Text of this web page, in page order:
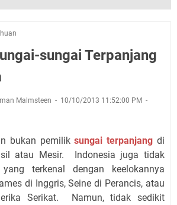
sungai Terpanjang
Malmsteen
10/10/2013 11:52:00 PM
bukan pemiliksungai terpanjang di
atau Mesir. Indonesia juga tidak
terkenal dengan keelokannya
di Inggris, Seine di Perancis, atau
Serikat. Namun, tidak sedikit